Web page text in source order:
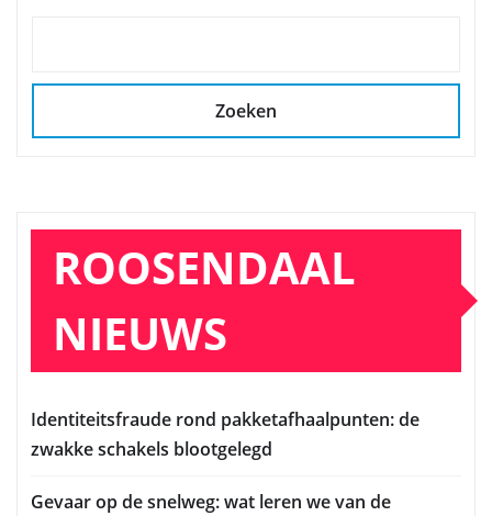
Zoeken
ROOSENDAAL
NIEUWS
Identiteitsfraude rond pakketafhaalpunten: de
zwakke schakels blootgelegd
Gevaar op de snelweg: wat leren we van de